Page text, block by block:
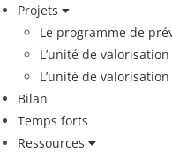
Projets
Le programme de
L’unité de
L’unité de
Bilan
Temps forts
Ressources